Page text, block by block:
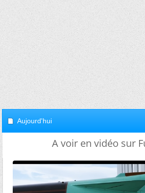
Aujourd'hui
A voir en vidéo sur